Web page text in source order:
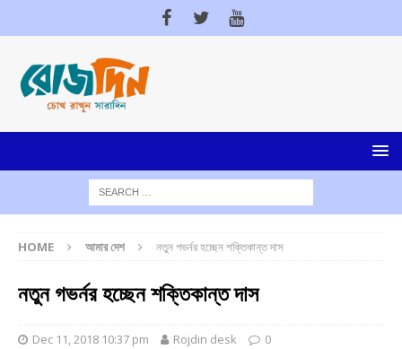
HOME আমার দেশ নতুন গভর্নর হচ্ছেন শক্তিকান্ত দাস
নতুন গভর্নর হচ্ছেন শক্তিকান্ত দাস
Dec 11, 2018 10:37 pm Rojdin desk 0